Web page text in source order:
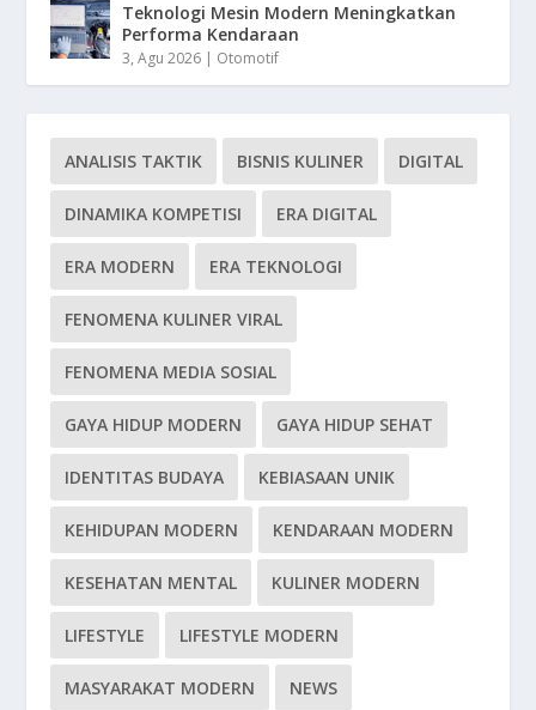
Teknologi Mesin Modern Meningkatkan
Performa Kendaraan
3, Agu 2026 | Otomotif
ANALISIS TAKTIK BISNIS KULINER DIGITAL
DINAMIKA KOMPETISI ERA DIGITAL
ERA MODERN ERA TEKNOLOGI
FENOMENA KULINER VIRAL
FENOMENA MEDIA SOSIAL
GAYA HIDUP MODERN GAYA HIDUP SEHAT
IDENTITAS BUDAYA KEBIASAAN UNIK
KEHIDUPAN MODERN KENDARAAN MODERN
KESEHATAN MENTAL KULINER MODERN
LIFESTYLE LIFESTYLE MODERN
MASYARAKAT MODERN NEWS